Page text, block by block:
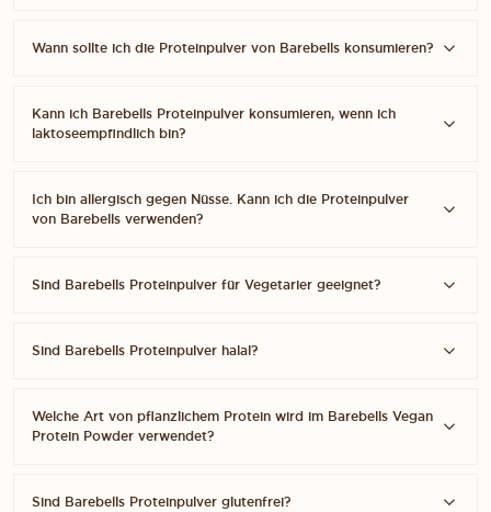
Wann sollte ich die Proteinpulver von Barebells konsumieren?
Kann ich Barebells Proteinpulver konsumieren, wenn ich
laktoseempfindlich bin?
Ich bin allergisch gegen Nüsse. Kann ich die Proteinpulver
von Barebells verwenden?
Sind Barebells Proteinpulver für Vegetarier geeignet?
Sind Barebells Proteinpulver halal?
Welche Art von pflanzlichem Protein wird im Barebells Vegan
Protein Powder verwendet?
Sind Barebells Proteinpulver glutenfrei?